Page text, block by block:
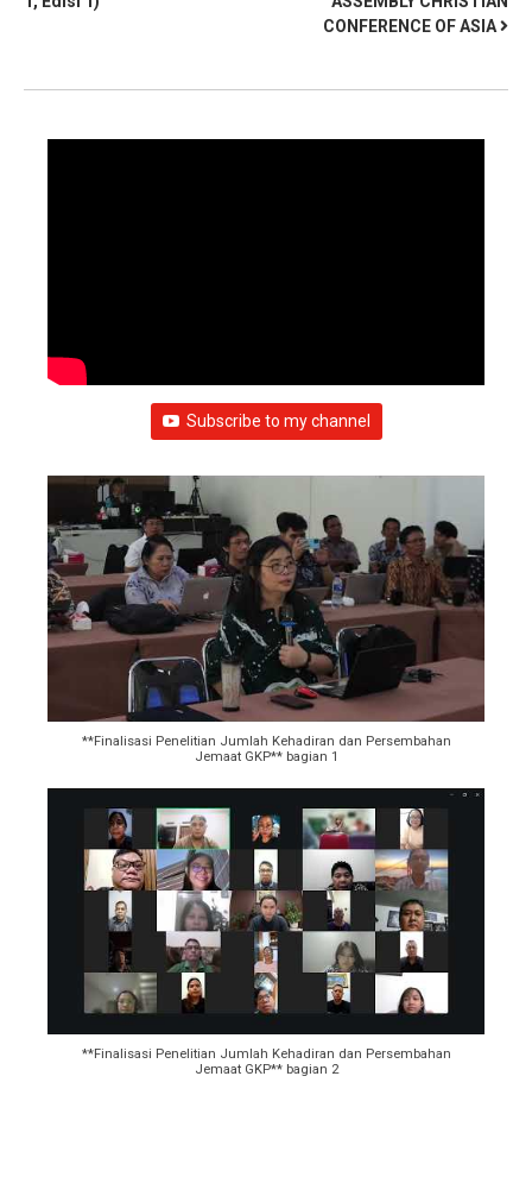
CONFERENCE OF ASIA
Subscribe to my channel
**Finalisasi Penelitian Jumlah Kehadiran dan Persembahan
Jemaat GKP** bagian 1
**Finalisasi Penelitian Jumlah Kehadiran dan Persembahan
Jemaat GKP** bagian 2